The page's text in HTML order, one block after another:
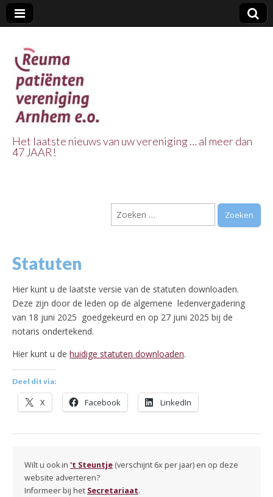
Vereniging
Arnhem e.o.
Het laatste nieuws van uw vereniging … al meer dan
47 JAAR!
Zoeken
naar:
Statuten
Hier kunt u de laatste versie van de statuten downloaden.
Deze zijn door de leden op de algemene ledenvergadering
van 18 juni 2025 goedgekeurd en op 27 juni 2025 bij de
notaris ondertekend.
Hier kunt u de huidige statuten downloaden.
Deel dit via:
X Facebook LinkedIn
Wilt u ook in 't Steuntje (verschijnt 6x per jaar) en op deze
website adverteren?
Informeer bij het Secretariaat.